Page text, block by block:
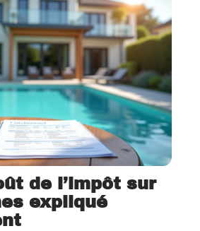
de l’impôt sur
expliqué